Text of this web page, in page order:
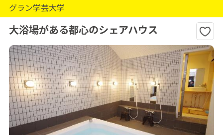
グラン学芸大学
大浴場がある都心のシェアハウス